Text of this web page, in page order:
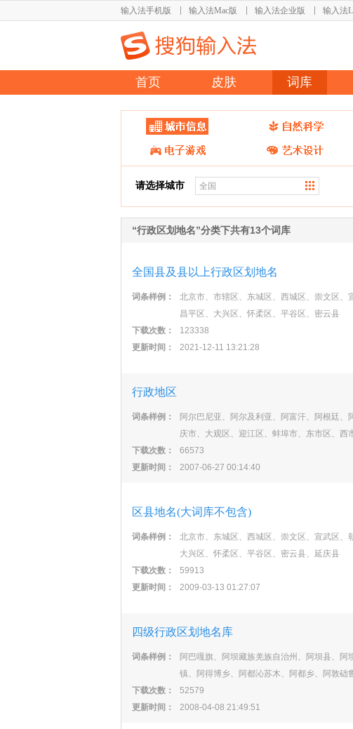
输入法手机版 输入法Mac版 输入法企业版 输入法
首页 皮肤 词库
请选择城市
“行政区划地名”分类下共有13个词库
全国县及县以上行政区划地名
词条样例：
北京市、市辖区、东城区、西城区、崇文区、
昌平区、大兴区、怀柔区、平谷区、密云县
下载次数：
123338
更新时间：
2021-12-11 13:21:28
行政地区
词条样例：
阿尔巴尼亚、阿尔及利亚、阿富汗、阿根廷
庆市、大观区、迎江区、蚌埠市、东市区、西
下载次数：
66573
更新时间：
2007-06-27 00:14:40
区县地名(大词库不包含)
词条样例：
北京市、东城区、西城区、崇文区、宣武区、
大兴区、怀柔区、平谷区、密云县、延庆县
下载次数：
59913
更新时间：
2009-03-13 01:27:07
四级行政区划地名库
词条样例：
阿巴嘎旗、阿坝藏族羌族自治州、阿坝县、
镇、阿得博乡、阿都沁苏木、阿都乡、阿敦
下载次数：
52579
更新时间：
2008-04-08 21:49:51